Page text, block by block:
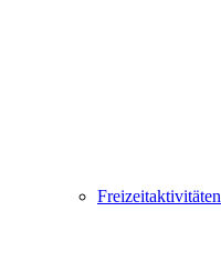
Freizeitaktivitäten